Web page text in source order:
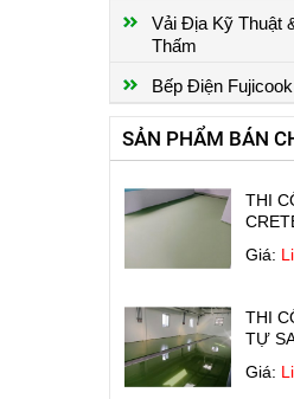
Vải Địa Kỹ Thuật
Thấm
Bếp Điện Fujicook
SẢN PHẨM BÁN
Giá:
TỰ
Giá: